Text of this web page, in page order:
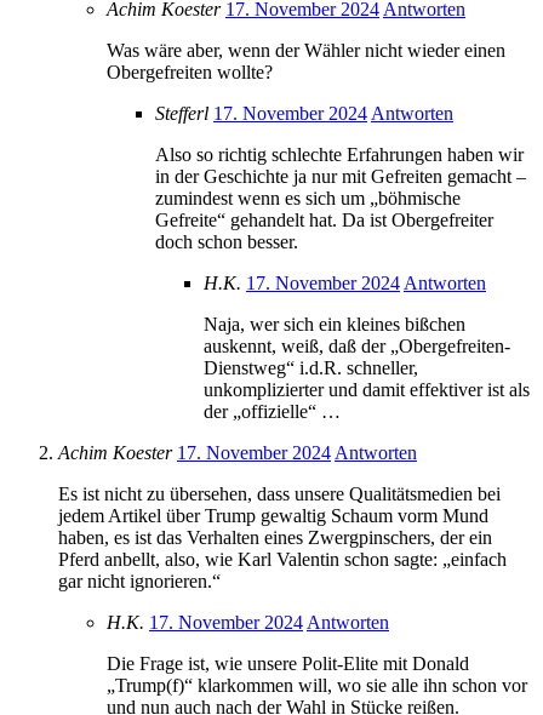
Achim Koester 17. November 2024Antworten
Was wäre aber, wenn der Wähler nicht wieder einen
Obergefreiten wollte?
Stefferl 17. November 2024Antworten
Also so richtig schlechte Erfahrungen haben wir
in der Geschichte ja nur mit Gefreiten gemacht –
zumindest wenn es sich um „böhmische
Gefreite“ gehandelt hat. Da ist Obergefreiter
doch schon besser.
H.K. 17. November 2024Antworten
Naja, wer sich ein kleines bißchen
auskennt, weiß, daß der „Obergefreiten-
Dienstweg“ i.d.R. schneller,
unkomplizierter und damit effektiver ist als
der „offizielle“ …
Achim Koester 17. November 2024Antworten
Es ist nicht zu übersehen, dass unsere Qualitätsmedien bei
jedem Artikel über Trump gewaltig Schaum vorm Mund
haben, es ist das Verhalten eines Zwergpinschers, der ein
Pferd anbellt, also, wie Karl Valentin schon sagte: „einfach
gar nicht ignorieren.“
H.K. 17. November 2024Antworten
Die Frage ist, wie unsere Polit-Elite mit Donald
„Trump(f)“ klarkommen will, wo sie alle ihn schon vor
und nun auch nach der Wahl in Stücke reißen.